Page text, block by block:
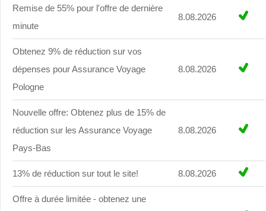
Remise de 55% pour l'offre de dernière
minute
8.08.2026
Obtenez 9% de réduction sur vos
dépenses pour Assurance Voyage
Pologne
8.08.2026
Nouvelle offre: Obtenez plus de 15% de
réduction sur les Assurance Voyage
Pays-Bas
8.08.2026
13% de réduction sur tout le site! 8.08.2026
Offre à durée limitée - obtenez une